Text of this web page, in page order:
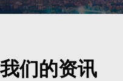
我们的资讯